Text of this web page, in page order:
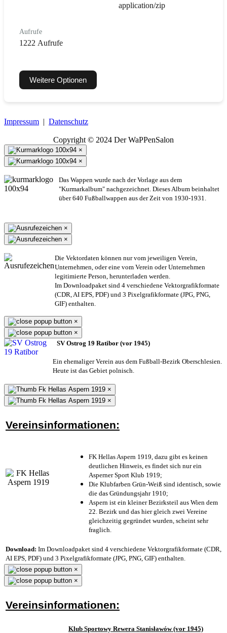
application/zip
Aufrufe
1222 Aufrufe
Weitere Optionen
Impressum | Datenschutz
Copyright © 2024 Der WaPPenSalon
×
×
Das Wappen wurde nach der Vorlage aus dem
"Kurmarkalbum" nachgezeichnet. Dieses Album beinhaltet
über 640 Fußballwappen aus der Zeit von 1930-1931.
×
×
Die Vektordaten können nur vom jeweiligen Verein,
Unternehmen, oder eine vom Verein oder Unternehmen
legitimierte Person, herunterladen werden.
Im Downloadpaket sind 4 verschiedene Vektorgrafikformate
(CDR, AI EPS, PDF) und 3 Pixelgrafikformate (JPG, PNG,
GIF) enthalten.
×
×
SV Ostrog 19 Ratibor (vor 1945)
Ein ehemaliger Verein aus dem Fußball-Bezirk Oberschlesien.
Heute ist das Gebiet polnisch.
×
×
Vereinsinformationen:
FK Hellas Aspern 1919, dazu gibt es keinen
deutlichen Hinweis, es findet sich nur ein
Asperner Sport Klub 1919;
Die Klubfarben Grün-Weiß sind identisch, sowie
die das Gründungsjahr 1910;
Aspern ist ein kleiner Bezirksteil aus Wien dem
22. Bezirk und das hier gleich zwei Vereine
gleichzeitig gegründet wurden, scheint sehr
fraglich.
Download: Im Downloadpaket sind 4 verschiedene Vektorgrafikformate (CDR,
AI EPS, PDF) und 3 Pixelgrafikformate (JPG, PNG, GIF) enthalten.
×
×
Vereinsinformationen:
Klub Sportowy Rewera Stanisławów (vor 1945)